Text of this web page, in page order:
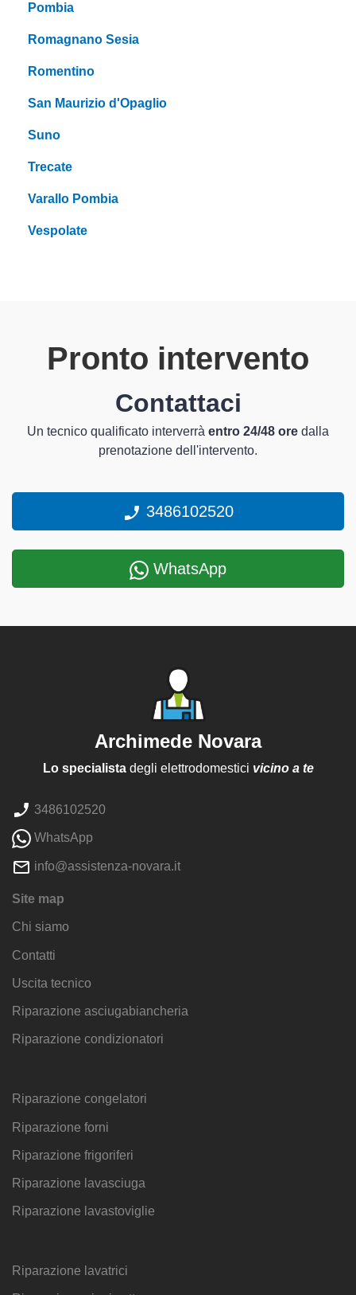
Pombia
Romagnano Sesia
Romentino
San Maurizio d'Opaglio
Suno
Trecate
Varallo Pombia
Vespolate
Pronto intervento
Contattaci
Un tecnico qualificato interverrà entro 24/48 ore dalla
prenotazione dell'intervento.
3486102520
WhatsApp
Archimede Novara
Lo specialistadegli elettrodomestici vicino a te
3486102520
WhatsApp
info@assistenza-novara.it
Site map
Chi siamo
Contatti
Uscita tecnico
Riparazione asciugabiancheria
Riparazione condizionatori
Riparazione congelatori
Riparazione forni
Riparazione frigoriferi
Riparazione lavasciuga
Riparazione lavastoviglie
Riparazione lavatrici